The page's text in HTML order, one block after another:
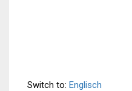
Switch to: Englisch